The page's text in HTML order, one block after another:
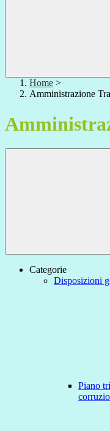
Home >
Amministrazione
Categorie
Disposizioni
Piano